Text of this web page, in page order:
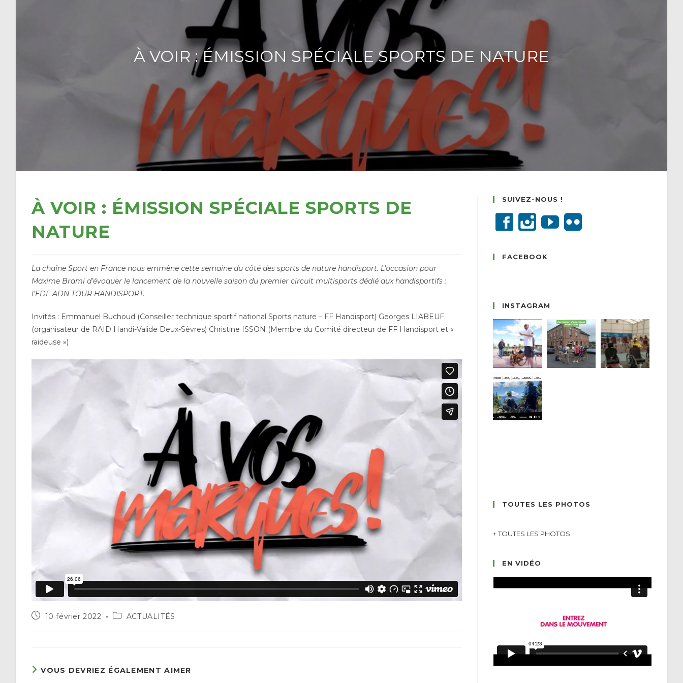
À VOIR : ÉMISSION SPÉCIALE SPORTS DE NATURE
À VOIR : ÉMISSION SPÉCIALE SPORTS DE
NATURE
La chaîne Sport en France nous emmène cette semaine du côté des sports de nature handisport. L’occasion pour
Maxime Brami d’évoquer le lancement de la nouvelle saison du premier circuit multisports dédié aux handisportifs :
l’EDF ADN TOUR HANDISPORT.
Invités : Emmanuel Buchoud (Conseiller technique sportif national Sports nature – FF Handisport) Georges LIABEUF
(organisateur de RAID Handi-Valide Deux-Sèvres) Christine ISSON (Membre du Comité directeur de FF Handisport et «
raideuse »)
Publication
10 février 2022
PostACTUALITÉS
VOUS DEVRIEZ ÉGALEMENT AIMER
SUIVEZ-NOUS !
FACEBOOK
INSTAGRAM
TOUTES LES PHOTOS
+ TOUTES LES PHOTOS
EN VIDÉO